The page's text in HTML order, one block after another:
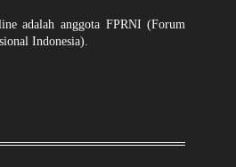
adalah anggota FPRNI (Forum
Indonesia).